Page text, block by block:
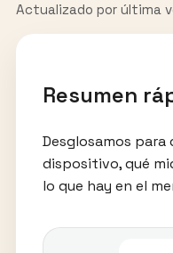
Actualizado por última
Resumen
Desglosamos para
dispositivo, qué
lo que hay en el